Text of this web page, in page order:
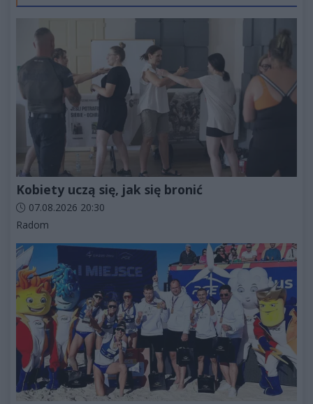
Kobiety uczą się, jak się bronić
Data dodania artykułu:
07.08.2026 20:30
Kategorie artykułu:
Radom